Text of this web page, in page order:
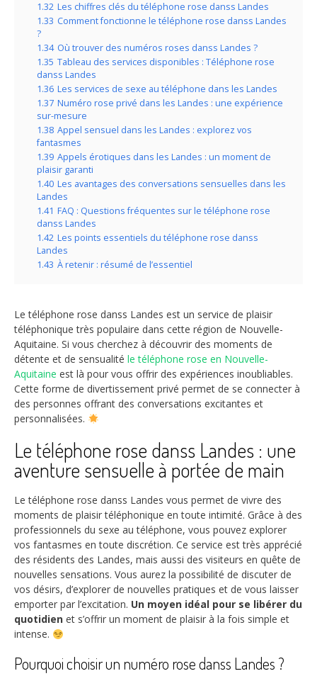
1.32 Les chiffres clés du téléphone rose danss Landes
1.33 Comment fonctionne le téléphone rose danss Landes
?
1.34 Où trouver des numéros roses danss Landes ?
1.35 Tableau des services disponibles : Téléphone rose
danss Landes
1.36 Les services de sexe au téléphone dans les Landes
1.37 Numéro rose privé dans les Landes : une expérience
sur-mesure
1.38 Appel sensuel dans les Landes : explorez vos
fantasmes
1.39 Appels érotiques dans les Landes : un moment de
plaisir garanti
1.40 Les avantages des conversations sensuelles dans les
Landes
1.41 FAQ : Questions fréquentes sur le téléphone rose
danss Landes
1.42 Les points essentiels du téléphone rose danss
Landes
1.43 À retenir : résumé de l’essentiel
Le téléphone rose danss Landes est un service de plaisir
téléphonique très populaire dans cette région de Nouvelle-
Aquitaine. Si vous cherchez à découvrir des moments de
détente et de sensualité le téléphone rose en Nouvelle-
Aquitaine est là pour vous offrir des expériences inoubliables.
Cette forme de divertissement privé permet de se connecter à
des personnes offrant des conversations excitantes et
personnalisées.
Le téléphone rose danss Landes : une
aventure sensuelle à portée de main
Le téléphone rose danss Landes vous permet de vivre des
moments de plaisir téléphonique en toute intimité. Grâce à des
professionnels du sexe au téléphone, vous pouvez explorer
vos fantasmes en toute discrétion. Ce service est très apprécié
des résidents des Landes, mais aussi des visiteurs en quête de
nouvelles sensations. Vous aurez la possibilité de discuter de
vos désirs, d’explorer de nouvelles pratiques et de vous laisser
emporter par l’excitation. Un moyen idéal pour se libérer du
quotidien et s’offrir un moment de plaisir à la fois simple et
intense.
Pourquoi choisir un numéro rose danss Landes ?